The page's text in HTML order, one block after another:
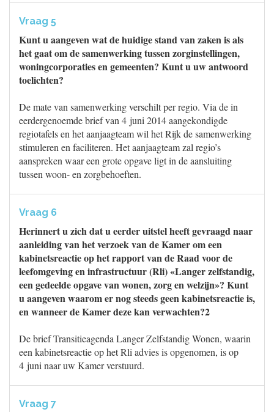
Vraag 5
Kunt u aangeven wat de huidige stand van zaken is als
het gaat om de samenwerking tussen zorginstellingen,
woningcorporaties en gemeenten? Kunt u uw antwoord
toelichten?
De mate van samenwerking verschilt per regio. Via de in
eerdergenoemde brief van 4 juni 2014 aangekondigde
regiotafels en het aanjaagteam wil het Rijk de samenwerking
stimuleren en faciliteren. Het aanjaagteam zal regio’s
aanspreken waar een grote opgave ligt in de aansluiting
tussen woon- en zorgbehoeften.
Vraag 6
Herinnert u zich dat u eerder uitstel heeft gevraagd naar
aanleiding van het verzoek van de Kamer om een
kabinetsreactie op het rapport van de Raad voor de
leefomgeving en infrastructuur (Rli) «Langer zelfstandig,
een gedeelde opgave van wonen, zorg en welzijn»? Kunt
u aangeven waarom er nog steeds geen kabinetsreactie is,
en wanneer de Kamer deze kan verwachten?2
De brief Transitieagenda Langer Zelfstandig Wonen, waarin
een kabinetsreactie op het Rli advies is opgenomen, is op
4 juni naar uw Kamer verstuurd.
Vraag 7